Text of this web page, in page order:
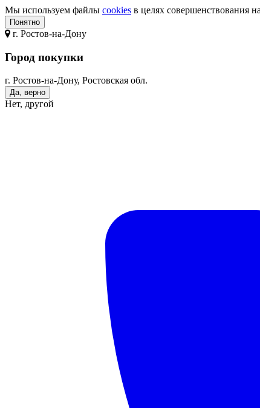
Мы используем файлы cookies в целях совершенствования
Понятно
г. Ростов-на-Дону
Город покупки
г. Ростов-на-Дону, Ростовская обл.
Да, верно
Нет, другой